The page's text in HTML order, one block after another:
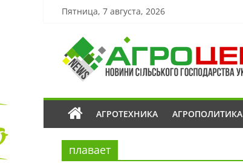
Пятница, 7 августа, 2026
АГРОТЕХНИКА АГРОПОЛИТИКА
плавает